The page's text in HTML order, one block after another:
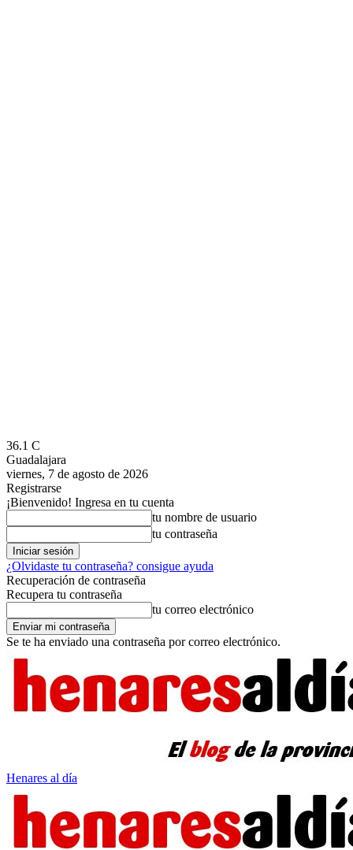
36.1 C
Guadalajara
viernes, 7 de agosto de 2026
Registrarse
¡Bienvenido! Ingresa en tu cuenta
tu nombre de usuario
tu contraseña
¿Olvidaste tu contraseña? consigue ayuda
Recuperación de contraseña
Recupera tu contraseña
tu correo electrónico
Se te ha enviado una contraseña por correo electrónico.
Henares al día